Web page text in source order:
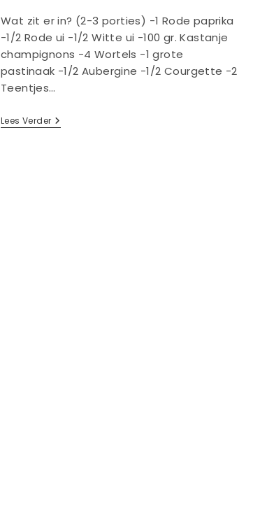
Wat zit er in? (2-3 porties) -1 Rode paprika
-1/2 Rode ui -1/2 Witte ui -100 gr. Kastanje
champignons -4 Wortels -1 grote
pastinaak -1/2 Aubergine -1/2 Courgette -2
Teentjes…
Lees VerderKerst!
Geroosterde